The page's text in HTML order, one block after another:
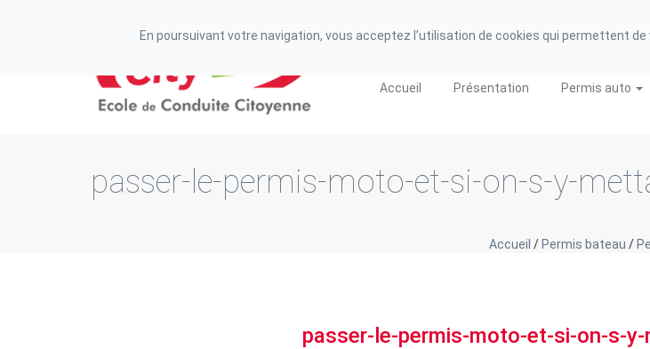
Accueil Présentation Permis auto
passer-le-permis-moto-et-si-on-s-y-
Accueil / Permis bateau /
passer-le-permis-moto-et-si-on-s-
En poursuivant votre navigation, vous acceptez l’utilisation de cookies qui permettent